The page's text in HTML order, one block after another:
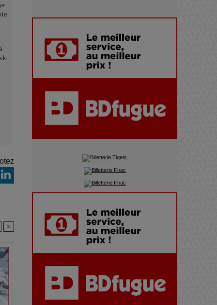
>
Photographes de Stars
Adieu Jean-Pat : rire au bord
Pharaonic Festival 2025 : 10
ans d’électro sous les
montagnes, une fête à ne pas